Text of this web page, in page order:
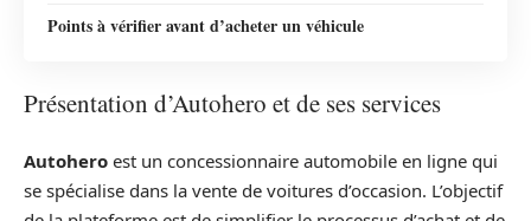
Points à vérifier avant d’acheter un véhicule
Présentation d’Autohero et de ses services
Autohero est un concessionnaire automobile en ligne qui
se spécialise dans la vente de voitures d’occasion. L’objectif